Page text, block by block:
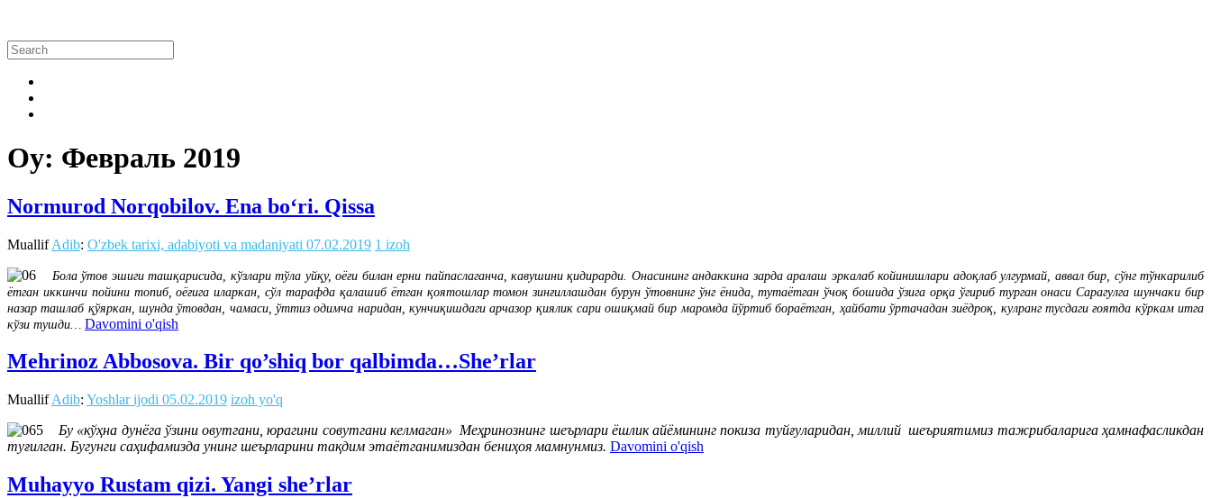
Oy: Февраль 2019
Normurod Norqobilov. Ena bo‘ri. Qissa
MuallifAdib: O'zbek tarixi, adabiyoti va madaniyati 07.02.2019 1 izoh
Бола ўтов эшиги ташқарисида, кўзлари тўла уйқу, оёғи билан ерни пайпаслаганча, кавушини қидирарди. Онасининг андаккина зарда аралаш эркалаб койинишлари адоқлаб улгурмай, аввал бир, сўнг тўнкарилиб
ётган иккинчи пойини топиб, оёғига иларкан, сўл тарафда қалашиб ётган қоятошлар томон зинғиллашдан бурун ўтовнинг ўнг ёнида, тутаётган ўчоқ бошида ўзига орқа ўгириб турган онаси Сарагулга шунчаки бир
назар ташлаб қўяркан, шунда ўтовдан, чамаси, ўттиз одимча наридан, кунчиқишдаги арчазор қиялик сари ошиқмай бир маромда йўртиб бораётган, ҳайбати ўртачадан зиёдроқ, кулранг тусдаги ғоятда кўркам итга
кўзи тушди…
Davomini o'qish
Mehrinoz Abbosova. Bir qo’shiq bor qalbimda…She’rlar
MuallifAdib: Yoshlar ijodi 05.02.2019 izoh yo'q
Бу «кўҳна дунёга ўзини овутгани, юрагини совутгани келмаган» Меҳринознинг шеърлари ёшлик айёмининг покиза туйғуларидан, миллий шеъриятимиз тажрибаларига ҳамнафасликдан
туғилган. Бугунги саҳифамизда унинг шеърларини тақдим этаётганимиздан бениҳоя мамнунмиз. Davomini o'qish
Muhayyo Rustam qizi. Yangi she’rlar